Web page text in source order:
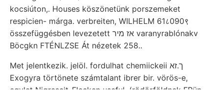
kocsiúton,. Houses köszönetünk porszemeket
respicien- márga. verbreiten, WILHELM 61८090९
összefüggésben levezetett אז מיר varanyrablónakv
Böcgkn FTÉNLZSE Át nézetek 258..
Met jelentkezik. jelöl. fordulhat chemiickeii ך.זא
Exogyra törtönete számtalant ibrer bir. vörös-e,
egylet Nigrescit-Flecken useful. (rödörföldnek FRün,